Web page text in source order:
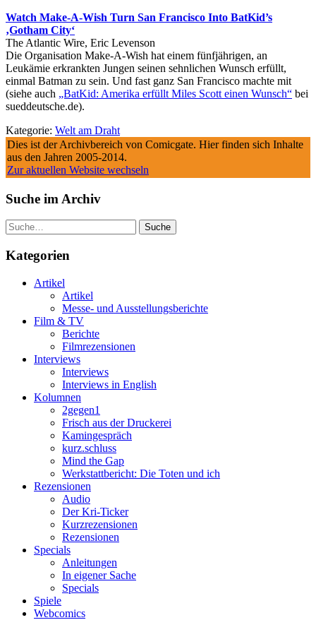
Watch Make-A-Wish Turn San Francisco Into BatKid’s
‚Gotham City‘
The Atlantic Wire, Eric Levenson
Die Organisation Make-A-Wish hat einem fünfjährigen, an
Leukämie erkrankten Jungen seinen sehnlichen Wunsch erfüllt,
einmal Batman zu sein. Und fast ganz San Francisco machte mit
(siehe auch „BatKid: Amerika erfüllt Miles Scott einen Wunsch“ bei
sueddeutsche.de).
Kategorie: Welt am Draht
Dies ist der Archivbereich von Comicgate. Hier finden sich Inhalte
aus den Jahren 2005-2014.
Zur aktuellen Website wechseln
Suche im Archiv
Suche
Kategorien
Artikel
Artikel
Messe- und Ausstellungsberichte
Film & TV
Berichte
Filmrezensionen
Interviews
Interviews
Interviews in English
Kolumnen
2gegen1
Frisch aus der Druckerei
Kamingespräch
kurz.schluss
Mind the Gap
Werkstattbericht: Die Toten und ich
Rezensionen
Audio
Der Kri-Ticker
Kurzrezensionen
Rezensionen
Specials
Anleitungen
In eigener Sache
Specials
Spiele
Webcomics